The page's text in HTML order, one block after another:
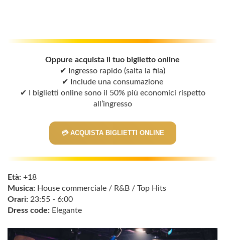
Oppure acquista il tuo biglietto online
✔ Ingresso rapido (salta la fila)
✔ Include una consumazione
✔ I biglietti online sono il 50% più economici rispetto
all’ingresso
💳 ACQUISTA BIGLIETTI ONLINE
Età: +18
Musica: House commerciale / R&B / Top Hits
Orari: 23:55 - 6:00
Dress code: Elegante